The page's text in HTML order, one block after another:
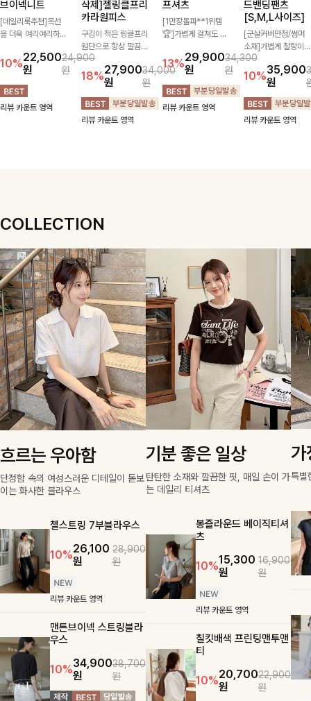
브이넥니트
[데일리룩추천]목선
을 더욱 여리여리하게
자인으로 깔끔한 무드
를 완성해주는 니트
🤍 부드러운 착용감
과 베이직한 실루엣으
로 단독은 물론 다양
10%22,500
원
24,900
원
리뷰 카운트 영역
삭제]젤링클프리
카라원피스
구김이 적은 링클프리
원단으로 항상 깔끔하
게 착용 가능하며 일
자로 떨어지는 넉넉한
핏으로 군살을 완벽히
커버해주는 원피스에
요🖤
18%27,900
원
34,000
원
리뷰 카운트 영역
프셔츠
[1만장돌파**1위템
🏆]가볍게 걸쳐도 살
감, 여름에 딱 맞는 코
튼 셔츠❤️ 여유 있는
핏과 스트라이프 패
턴, 자연스러운 실루
엣으로 데일리 코디에
13%29,900
원
34,300
원
리뷰 카운트 영역
드밴딩팬츠
[S,M,L사이즈]
[군살커버만점/썸머
소재]가볍게 찰랑이는
원단과 여유로운 와이
드 핏으로 하루 종일
편안하게 착용하실 수
있는 팬츠입니다 🖤
✨ 허리 전체 밴딩과
스트링 디테일로 안정
10%35,900
원
리뷰 카운트 영역
COLLECTION
흐르는 우아함
단정함 속의 여성스러운 디테일이 돋보
이는 화사한 블라우스
첼스트링 7부블라우스
10%26,100
원
28,900
원
리뷰 카운트 영역
맨튼브이넥 스트링블라
우스
10%34,900
원
38,700
원
기분 좋은 일상
탄탄한 소재와 깔끔한 핏, 매일 손이 가
는 데일리 티셔츠
몽즐라운드 베이직티셔
츠
10%15,300
원
16,900
원
리뷰 카운트 영역
칠킷배색 프린팅맨투맨
티
10%20,700
원
22,900
원
가
특별